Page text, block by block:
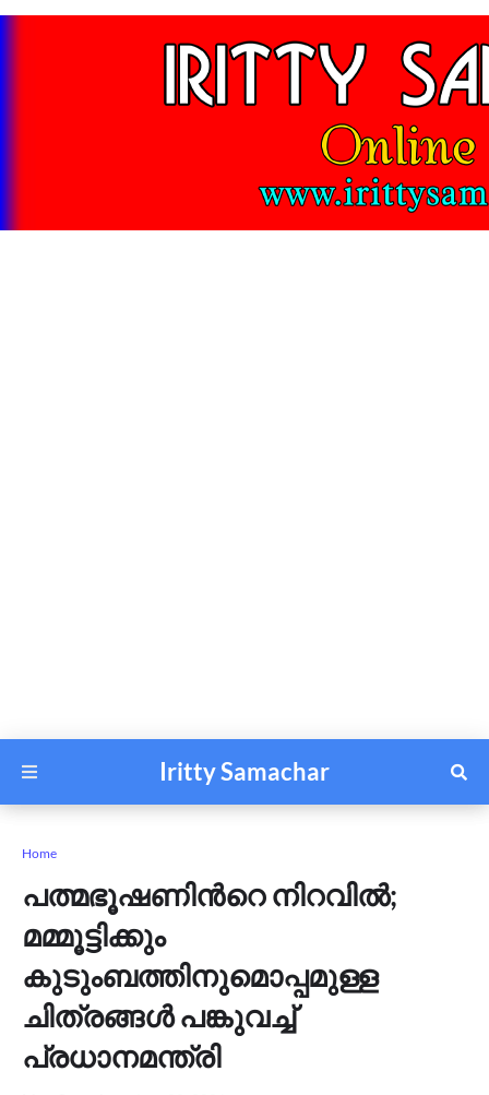
Iritty Samachar
Home
പത്മഭൂഷണിന്‍റെ നിറവില്‍;
മമ്മൂട്ടിക്കും
കുടുംബത്തിനുമൊപ്പമുള്ള
ചിത്രങ്ങള്‍ പങ്കുവച്ച്
പ്രധാനമന്ത്രി